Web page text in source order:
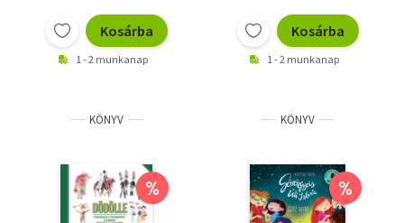
Kosárba
1 - 2 munkanap
Kosárba
1 - 2 munkanap
KÖNYV
%
KÖNYV
%